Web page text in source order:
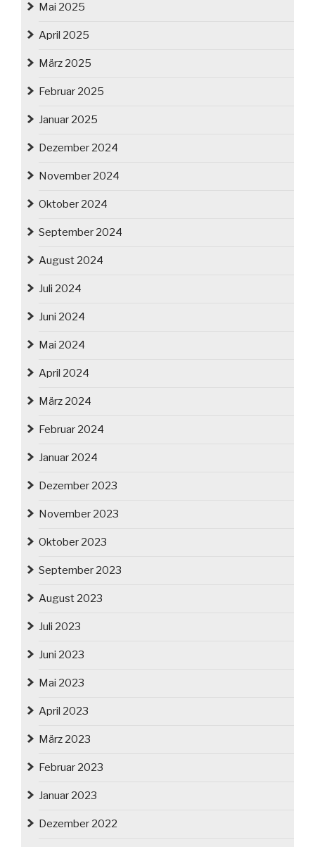
Mai 2025
April 2025
März 2025
Februar 2025
Januar 2025
Dezember 2024
November 2024
Oktober 2024
September 2024
August 2024
Juli 2024
Juni 2024
Mai 2024
April 2024
März 2024
Februar 2024
Januar 2024
Dezember 2023
November 2023
Oktober 2023
September 2023
August 2023
Juli 2023
Juni 2023
Mai 2023
April 2023
März 2023
Februar 2023
Januar 2023
Dezember 2022